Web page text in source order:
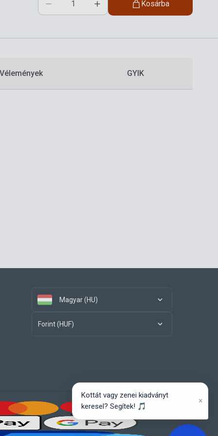
Kosárba
Vélemények GYIK
Magyar (HU)
Forint (HUF)
Kottát vagy zenei kiadványt
keresel? Segítek! 🎵
×